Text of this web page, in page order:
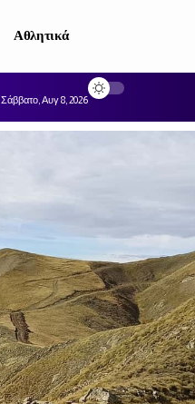
Αθλητικά
Σάββατο, Αυγ 8, 2026